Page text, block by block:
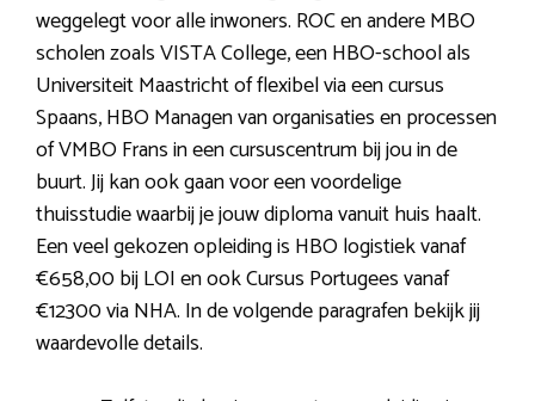
weggelegt voor alle inwoners. ROC en andere MBO
scholen zoals VISTA College, een HBO-school als
Universiteit Maastricht of flexibel via een cursus
Spaans, HBO Managen van organisaties en processen
of VMBO Frans in een cursuscentrum bij jou in de
buurt. Jij kan ook gaan voor een voordelige
thuisstudie waarbij je jouw diploma vanuit huis haalt.
Een veel gekozen opleiding is HBO logistiek vanaf
€658,00 bij LOI en ook Cursus Portugees vanaf
€12300 via NHA. In de volgende paragrafen bekijk jij
waardevolle details.